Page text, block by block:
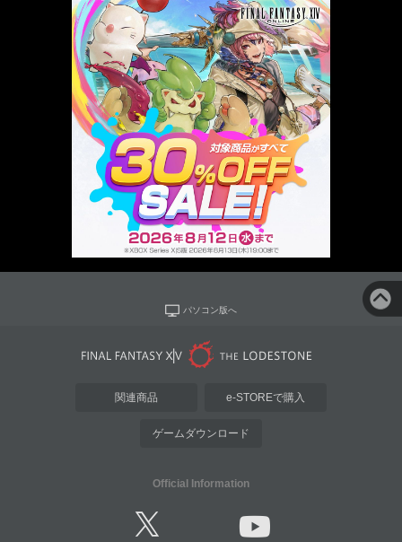
パソコン版へ
関連商品 e-STOREで購入
ゲームダウンロード
Official Information